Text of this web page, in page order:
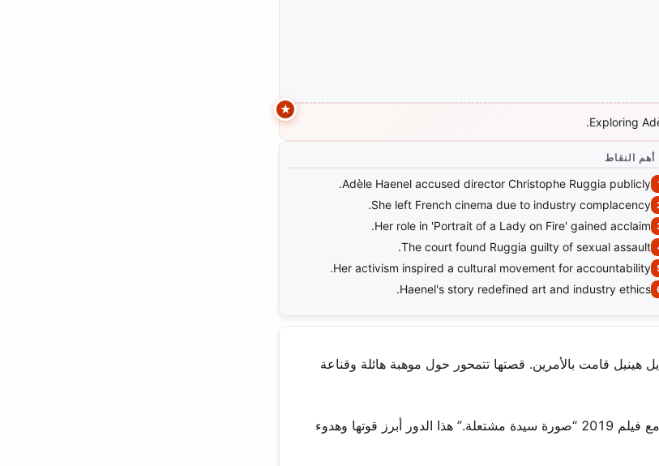
Exploring
أهم النقاط
Adèle Haenel accused director Christophe Ruggia publicly.
She left French cinema due to industry complacency.
Her role in 'Portrait of a Lady on Fire' gained acclaim.
The court found Ruggia guilty of sexual assault.
Her activism inspired a cultural movement for accountability.
Haenel's story redefined art and industry ethics.
هينيل قامت بالأمرين. قصتها تتمحور حول موهبة هائلة وقناعة
ظهرت لأول مرة على الشاشة في سن الثانية عشر. لاحقاً، انطلقت مسيرتها مع فيلم 2019 “صورة سيدة مشتعلة.” هذا الدور أبرز قوتها وهدوء